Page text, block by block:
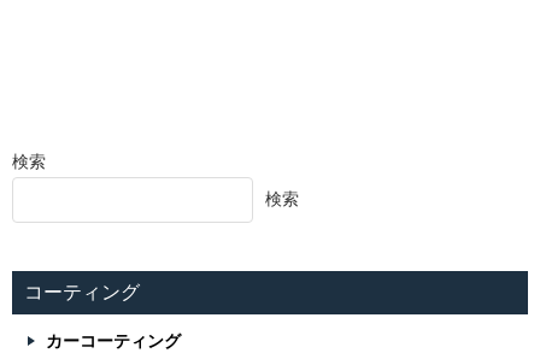
検索
検索
コーティング
カーコーティング